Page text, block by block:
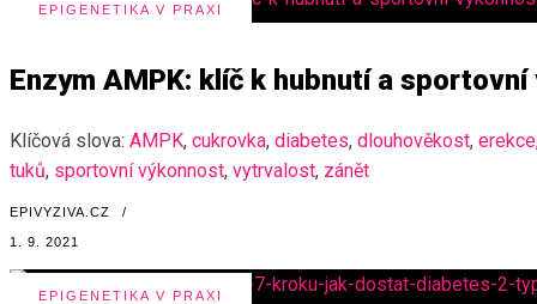
EPIGENETIKA V PRAXI
Enzym AMPK: klíč k hubnutí a
Klíčová slova: AMPK, cukrovka, diabetes, dlouhověkost, erekce
tuků, sportovní výkonnost, vytrvalost, zánět
EPIVYZIVA.CZ /
1. 9. 2021
EPIGENETIKA V PRAXI